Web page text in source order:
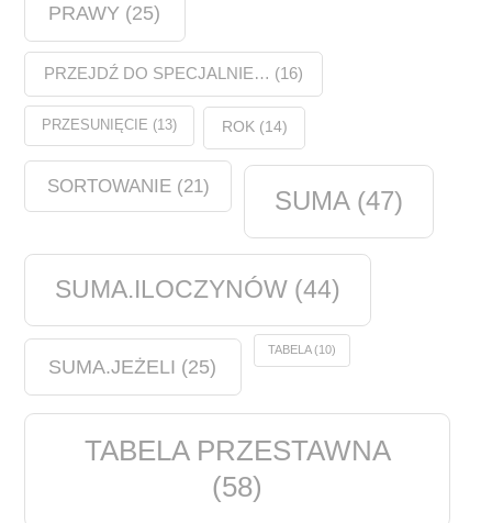
PRAWY (25)
PRZEJDŹ DO SPECJALNIE… (16)
PRZESUNIĘCIE (13) ROK(14)
SORTOWANIE(21) SUMA(47)
SUMA.ILOCZYNÓW (44)
SUMA.JEŻELI (25)
TABELA(10)
TABELA PRZESTAWNA
(58)